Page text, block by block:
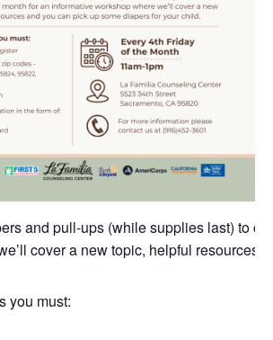
and pull-ups (while supplies last) to
cover a new topic, helpful resources
you must: